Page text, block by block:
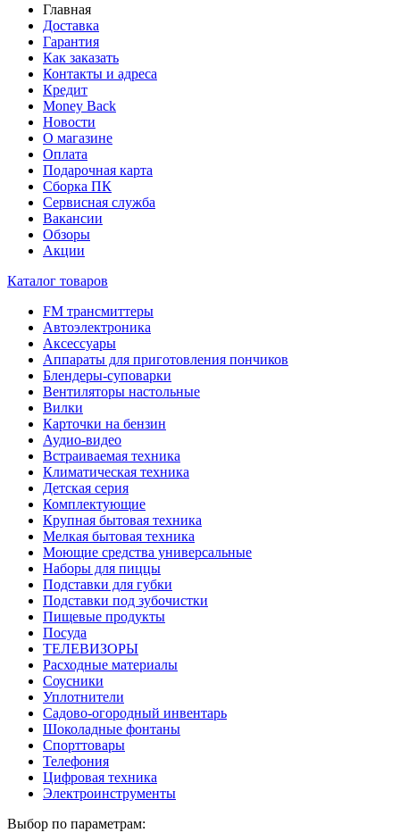
Главная
Доставка
Гарантия
Как заказать
Контакты и адреса
Кредит
Money Back
Новости
О магазине
Оплата
Подарочная карта
Сборка ПК
Сервисная служба
Вакансии
Обзоры
Акции
Каталог товаров
FM трансмиттеры
Автоэлектроника
Аксессуары
Аппараты для приготовления пончиков
Блендеры-суповарки
Вентиляторы настольные
Вилки
Карточки на бензин
Аудио-видео
Встраиваемая техника
Климатическая техника
Детская серия
Комплектующие
Крупная бытовая техника
Мелкая бытовая техника
Моющие средства универсальные
Наборы для пиццы
Подставки для губки
Подставки под зубочистки
Пищевые продукты
Посуда
ТЕЛЕВИЗОРЫ
Расходные материалы
Соусники
Уплотнители
Садово-огородный инвентарь
Шоколадные фонтаны
Спорттовары
Телефония
Цифровая техника
Электроинструменты
Выбор по параметрам: